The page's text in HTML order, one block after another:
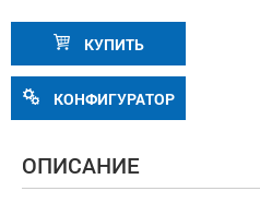
КУПИТЬ
КОНФИГУРАТОР
ОПИСАНИЕ